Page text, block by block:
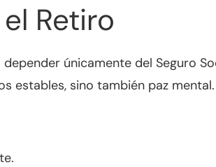
Retiro
únicamente del Seguro
estables, sino también paz mental.